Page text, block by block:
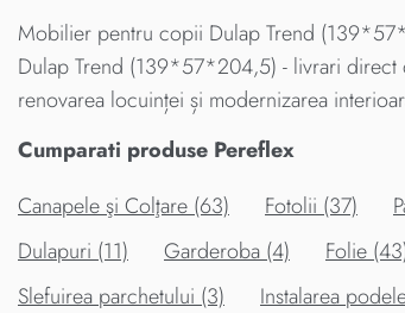
Mobilier pentru copii Dulap Trend
Dulap Trend (139*57*204,5) - livrari
renovarea locuinței și modernizarea
Cumparati produse Pereflex
Canapele şi Colţare (63)
Fotolii (37)
Dulapuri (11)
Garderoba (4) Folie
Slefuirea parchetului (3)
Instalarea